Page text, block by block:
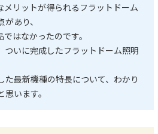
メリットが得られるフラットドーム
あり、
はなかったのです。
ついに完成したフラットドーム照明
た最新機種の特長について、わかり
います。